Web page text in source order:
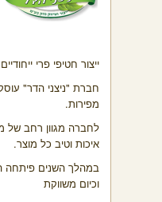
ייצור חטיפי פרי
חברת "ניצני הדר"
מפירות.
לחברה מגוון רחב של
איכות וטיב כל מוצר.
במהלך השנים פיתחה
וכיום משווקת